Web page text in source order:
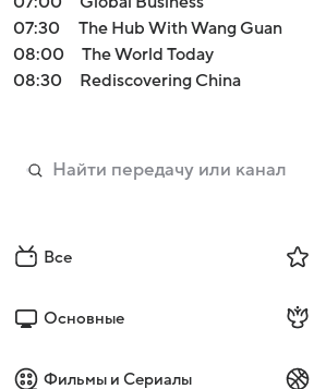
07:30
The Hub With Wang Guan
08:00
The World Today
08:30
Rediscovering China
Все
Основные
Фильмы и Сериалы